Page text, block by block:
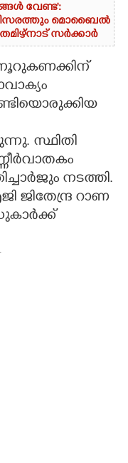
വേണ്ട':
മൊബൈൽ
സർക്കാർ
നൂറുകണക്കിന്
സ്ഥിതി
നടത്തി.
ജിതേന്ദ്ര റാണ